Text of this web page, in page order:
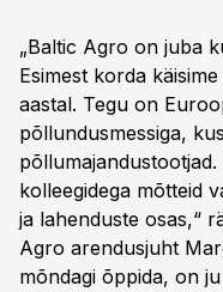
„Baltic Agro on juba
Esimest korda
aastal. Tegu on
põllundusmessiga,
kolleegidega mõtteid
ja lahenduste osas,“
Agro arendusjuht
mõndagi õppida, on